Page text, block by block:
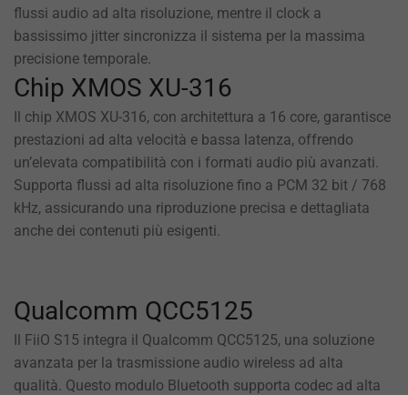
flussi audio ad alta risoluzione, mentre il clock a
bassissimo jitter sincronizza il sistema per la massima
precisione temporale.
Chip XMOS XU-316
Il chip XMOS XU-316, con architettura a 16 core, garantisce
prestazioni ad alta velocità e bassa latenza, offrendo
un’elevata compatibilità con i formati audio più avanzati.
Supporta flussi ad alta risoluzione fino a PCM 32 bit / 768
kHz, assicurando una riproduzione precisa e dettagliata
anche dei contenuti più esigenti.
Qualcomm QCC5125
Il FiiO S15 integra il Qualcomm QCC5125, una soluzione
avanzata per la trasmissione audio wireless ad alta
qualità. Questo modulo Bluetooth supporta codec ad alta